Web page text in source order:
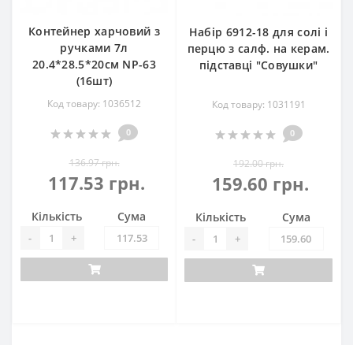
Контейнер харчовий з
ручками 7л
20.4*28.5*20см NP-63
(16шт)
Код товару: 1036512
0
136.97 грн.
117.53 грн.
Кількість
- +
Сума
Набір 6912-18 для солі і
перцю з салф. на керам.
підставці "Совушки"
Код товару: 1031191
0
192.00 грн.
159.60 грн.
Кількість
- +
Сума